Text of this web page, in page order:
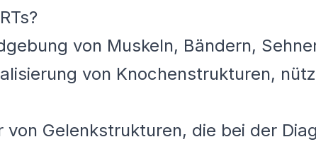
von Muskeln, Bändern,
von Knochenstrukturen,
von Gelenkstrukturen, die bei der